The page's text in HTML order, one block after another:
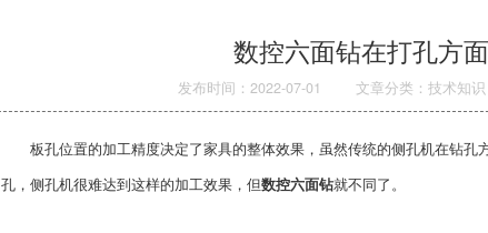
数控六面钻在打孔方
发布时间：2022-07-01 文章分类：技术知识
板孔位置的加工精度决定了家具的整体效果，虽然传统的侧孔机在钻孔
孔，侧孔机很难达到这样的加工效果，但数控六面钻就不同了。